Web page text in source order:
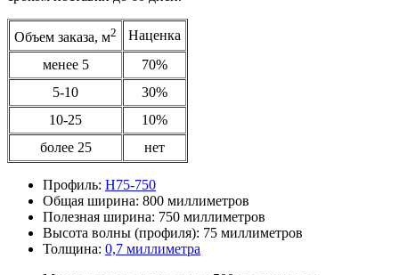
Объем заказа, м2
Наценка
менее 5
70%
5-10
30%
10-25
10%
более 25
нет
Профиль: Н75-750
Общая ширина: 800 миллиметров
Полезная ширина: 750 миллиметров
Высота волны (профиля): 75 миллиметров
Толщина: 0,7 миллиметра